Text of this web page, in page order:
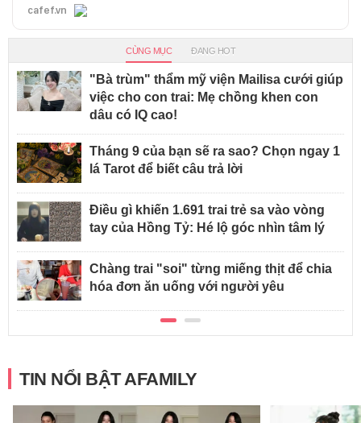
cafef.vn
CÙNG MỤC ĐANG HOT
"Bà trùm" thẩm mỹ viện Mailisa cưới giúp
việc cho con trai: Mẹ chồng khen con
dâu có IQ cao!
Tháng 9 của bạn sẽ ra sao? Chọn ngay 1
lá Tarot để biết câu trả lời
Điều gì khiến 1.691 trai trẻ sa vào vòng
tay của Hồng Tỷ: Hé lộ góc nhìn tâm lý
Chàng trai "soi" từng miếng thịt để chia
hóa đơn ăn uống với người yêu
TIN NỔI BẬT AFAMILY